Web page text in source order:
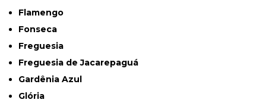
Flamengo
Fonseca
Freguesia
Freguesia de Jacarepaguá
Gardênia Azul
Glória